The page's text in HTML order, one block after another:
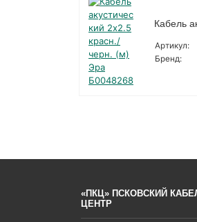
Кабель
Артикул:
Бренд:
«ПКЦ» ПСКОВСКИЙ
ЦЕНТР